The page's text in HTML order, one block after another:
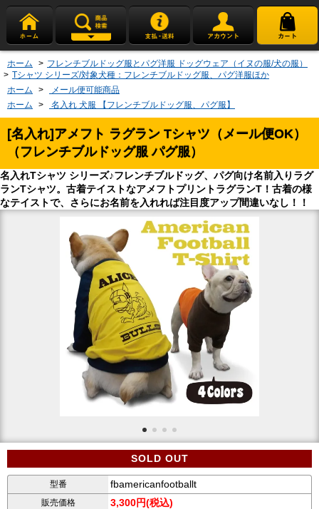
ホーム > フレンチブルドッグ服とパグ洋服 ドッグウェア（イヌの服/犬の服）
> Tシャツ シリーズ/対象犬種：フレンチブルドッグ服、パグ洋服ほか
ホーム
>
メール便可能商品
ホーム
> 名入れ 犬服 【フレンチブルドッグ服、パグ服】
[名入れ]アメフト ラグラン Tシャツ（メール便OK）
（フレンチブルドッグ服 パグ服）
名入れTシャツ シリーズ♪フレンチブルドッグ、パグ向け名前入りラグ
ランTシャツ。古着テイストなアメフトプリントラグランT！古着の様
なテイストで、さらにお名前を入れれば注目度アップ間違いなし！！
SOLD OUT
型番 fbamericanfootballt
販売価格 3,300円(税込)